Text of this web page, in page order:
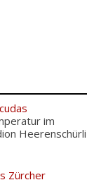
im
Heerenschürli
Zürcher